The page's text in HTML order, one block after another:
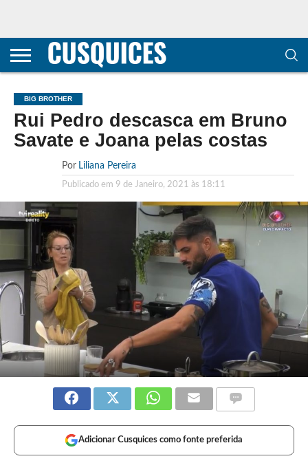
CONTACTOS
HOME
POLÍTICA DE
E COOKIES
SOBRE
TERMOS E
TRANSPARÊNCIA
METODOLOGIA
BIG BROTHER
Rui Pedro descasca em Bruno
Savate e Joana pelas costas
Por Liliana Pereira
Publicado em 9 de Janeiro, 2021 às 18:11
Adicionar Cusquices como fonte preferida